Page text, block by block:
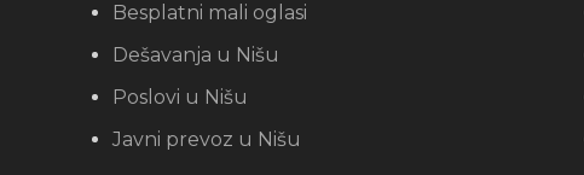
Besplatni mali oglasi
Dešavanja u Nišu
Poslovi u Nišu
Javni prevoz u Nišu